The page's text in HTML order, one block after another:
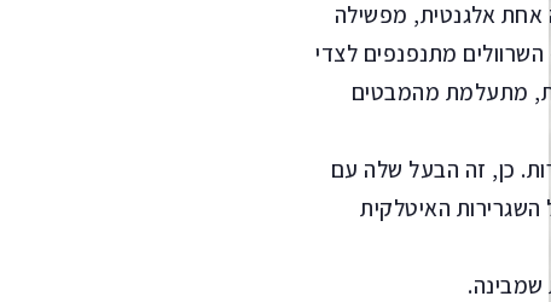
אחת אלגנטית, מפשילה
מתנפנפים לצדי
מתעלמת מהמבטים
כן, זה הבעל שלה עם
האיטלקית
שמבינה.